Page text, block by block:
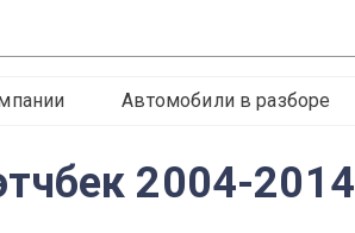
Автомобили в разборе
2004-2014